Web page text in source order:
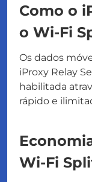
Como o
o Wi-Fi
Os dados
iProxy Relay
habilitada
rápido e
Wi-Fi